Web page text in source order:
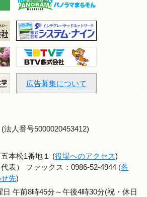
広告募集について
(法人番号5000020453412)
本松1番地１ (役場へのアクセス)
代表） ファックス：0986-52-4944 (各
先)
午前8時45分～午後4時30分(祝・休日